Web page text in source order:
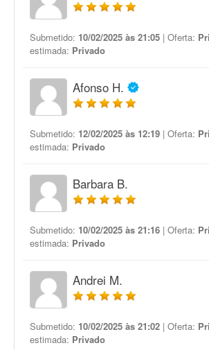
Submetido: 10/02/2025 às 21:05 | Oferta:
estimada: Privado
Afonso H.
Submetido: 12/02/2025 às 12:19 | Oferta:
estimada: Privado
Barbara B.
Submetido: 10/02/2025 às 21:16 | Oferta:
estimada: Privado
Andrei M.
Submetido: 10/02/2025 às 21:02 | Oferta:
estimada: Privado